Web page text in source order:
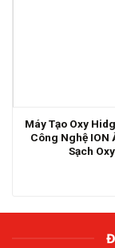
Máy Tạo Oxy
Công Nghệ ION
Sạch Oxy